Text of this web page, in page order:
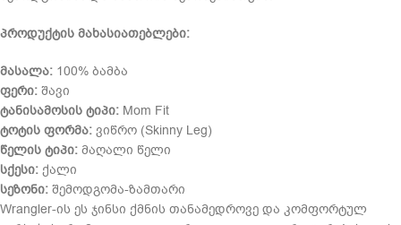
პროდუქტის მახასიათებლები:
მასალა: 100% ბამბა
ფერი: შავი
ტანისამოსის ტიპი: Mom Fit
ტოტის ფორმა: ვიწრო (Skinny Leg)
წელის ტიპი: მაღალი წელი
სქესი: ქალი
სეზონი: შემოდგომა-ზამთარი
Wrangler-ის ეს ჯინსი ქმნის თანამედროვე და კომფორტულ